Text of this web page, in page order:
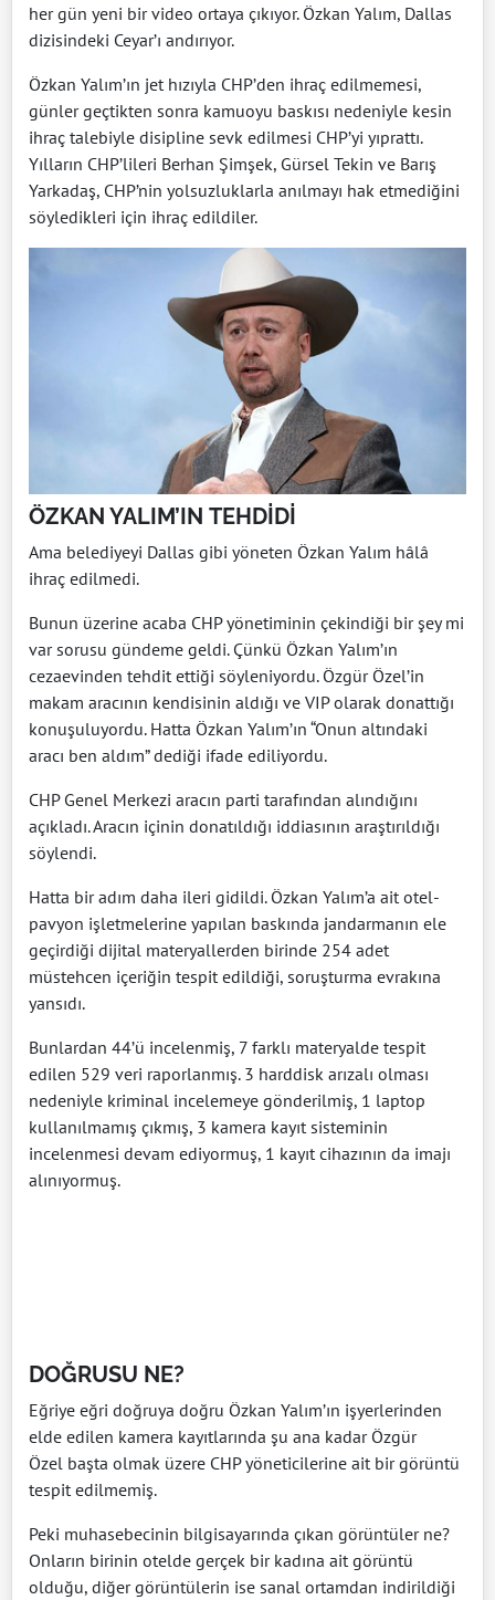
her gün yeni bir video ortaya çıkıyor. Özkan Yalım, Dallas
dizisindeki Ceyar’ı andırıyor.
Özkan Yalım’ın jet hızıyla CHP’den ihraç edilmemesi,
günler geçtikten sonra kamuoyu baskısı nedeniyle kesin
ihraç talebiyle disipline sevk edilmesi CHP’yi yıprattı.
Yılların CHP’lileri Berhan Şimşek, Gürsel Tekin ve Barış
Yarkadaş, CHP’nin yolsuzluklarla anılmayı hak etmediğini
söyledikleri için ihraç edildiler.
ÖZKAN YALIM’IN TEHDİDİ
Ama belediyeyi Dallas gibi yöneten Özkan Yalım hâlâ
ihraç edilmedi.
Bunun üzerine acaba CHP yönetiminin çekindiği bir şey mi
var sorusu gündeme geldi. Çünkü Özkan Yalım’ın
cezaevinden tehdit ettiği söyleniyordu. Özgür Özel’in
makam aracının kendisinin aldığı ve VIP olarak donattığı
konuşuluyordu. Hatta Özkan Yalım’ın “Onun altındaki
aracı ben aldım” dediği ifade ediliyordu.
CHP Genel Merkezi aracın parti tarafından alındığını
açıkladı. Aracın içinin donatıldığı iddiasının araştırıldığı
söylendi.
Hatta bir adım daha ileri gidildi. Özkan Yalım’a ait otel-
pavyon işletmelerine yapılan baskında jandarmanın ele
geçirdiği dijital materyallerden birinde 254 adet
müstehcen içeriğin tespit edildiği, soruşturma evrakına
yansıdı.
Bunlardan 44’ü incelenmiş, 7 farklı materyalde tespit
edilen 529 veri raporlanmış. 3 harddisk arızalı olması
nedeniyle kriminal incelemeye gönderilmiş, 1 laptop
kullanılmamış çıkmış, 3 kamera kayıt sisteminin
incelenmesi devam ediyormuş, 1 kayıt cihazının da imajı
alınıyormuş.
DOĞRUSU NE?
Eğriye eğri doğruya doğru Özkan Yalım’ın işyerlerinden
elde edilen kamera kayıtlarında şu ana kadar Özgür
Özel başta olmak üzere CHP yöneticilerine ait bir görüntü
tespit edilmemiş.
Peki muhasebecinin bilgisayarında çıkan görüntüler ne?
Onların birinin otelde gerçek bir kadına ait görüntü
olduğu, diğer görüntülerin ise sanal ortamdan indirildiği